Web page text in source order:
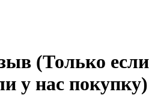
(Только если
у нас покупку)